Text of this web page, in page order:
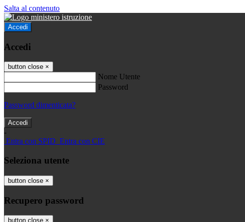
Salta al contenuto
Accedi
Accedi
button close ×
Nome Utente
Password
Password dimenticata?
-
Entra con SPID Entra con CIE
Seleziona utente
button close ×
Recupero password
button close ×